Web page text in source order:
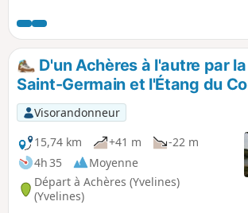
D'un Achères à l'autre par
Saint-Germain et l'Étang du
Visorandonneur
15,74 km
+41 m
-22 m
4h 35
Moyenne
Départ à Achères (Yvelines)
(Yvelines)